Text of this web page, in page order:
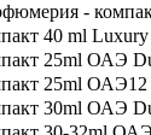
-
40 ml Luxury
25ml ОАЭ
25ml ОАЭ12
30ml ОАЭ